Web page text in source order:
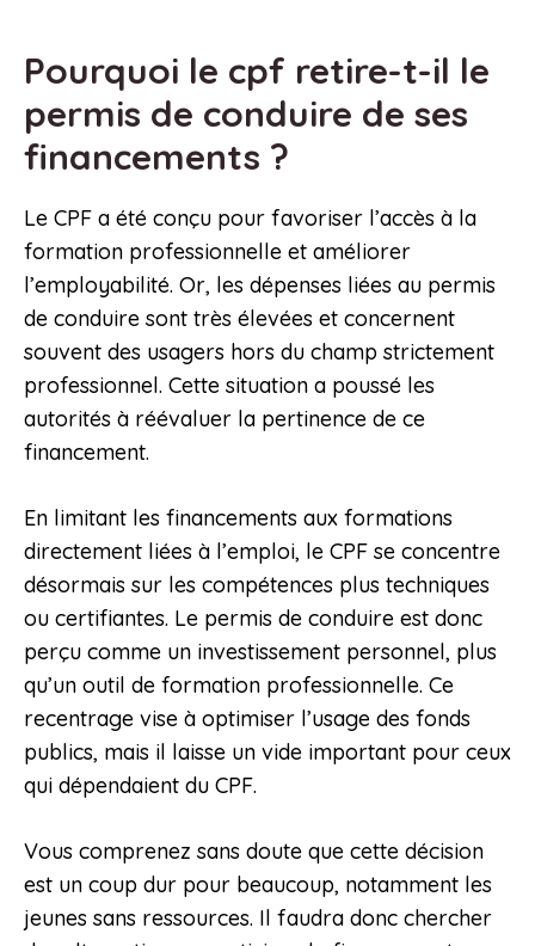
Pourquoi le cpf retire-t-il le
permis de conduire de ses
financements ?
Le CPF a été conçu pour favoriser l’accès à la
formation professionnelle et améliorer
l’employabilité. Or, les dépenses liées au permis
de conduire sont très élevées et concernent
souvent des usagers hors du champ strictement
professionnel. Cette situation a poussé les
autorités à réévaluer la pertinence de ce
financement.
En limitant les financements aux formations
directement liées à l’emploi, le CPF se concentre
désormais sur les compétences plus techniques
ou certifiantes. Le permis de conduire est donc
perçu comme un investissement personnel, plus
qu’un outil de formation professionnelle. Ce
recentrage vise à optimiser l’usage des fonds
publics, mais il laisse un vide important pour ceux
qui dépendaient du CPF.
Vous comprenez sans doute que cette décision
est un coup dur pour beaucoup, notamment les
jeunes sans ressources. Il faudra donc chercher